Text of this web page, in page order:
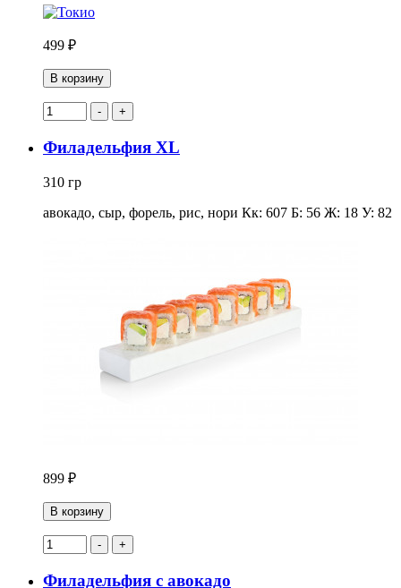
499 ₽
В корзину
- +
Филадельфия XL
310 гр
авокадо, сыр, форель, рис, нори Кк: 607 Б: 56 Ж: 18 У: 82
899 ₽
В корзину
- +
Филадельфия с авокадо